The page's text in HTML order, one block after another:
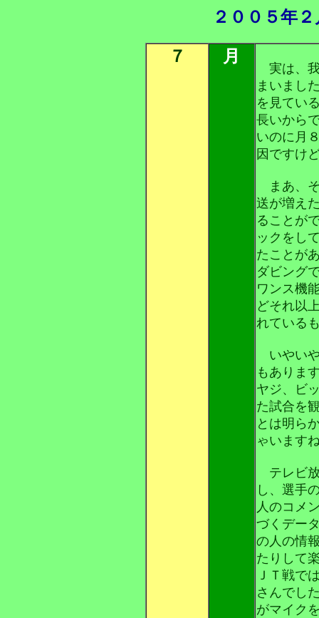
２００５年
７ 月
実は、我
まいまし
を見てい
長いから
いのに月
因ですけ
まあ、そ
送が増え
ることが
ックをし
たことが
ダビング
ワンス機
どそれ以
れている
いやいや
もありま
ヤジ、ビ
た試合を
とは明ら
ゃいます
テレビ放
し、選手
人のコメ
づくデー
の人の情
たりして
ＪＴ戦で
さんでし
がマイク